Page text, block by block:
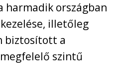
harmadik országban
illetőleg
biztosított a
szintű